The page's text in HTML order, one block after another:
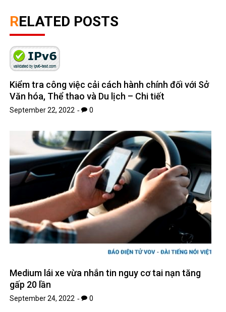
RELATED POSTS
Kiểm tra công việc cải cách hành chính đối với Sở
Văn hóa, Thể thao và Du lịch – Chi tiết
September 22, 2022 0
Medium lái xe vừa nhắn tin nguy cơ tai nạn tăng
gấp 20 lần
September 24, 2022 0